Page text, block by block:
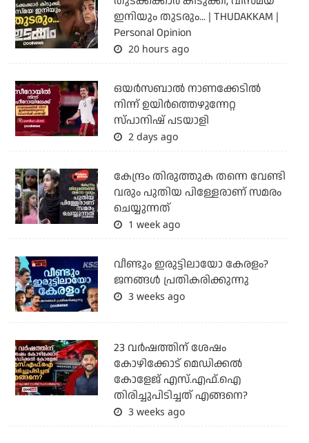
ഇനിയും തുടരും... | THUDAKKAM |
Personal Opinion
20 hours ago
ഒയര്‍സബാൽ നാണക്കേടിൽ
നിന്ന് ഉയിർത്തെഴുന്നേറ്റ
സ്പാനിഷ് പടയാളി
2 days ago
കേന്ദ്രം തിരുത്തുക തന്നെ വേണ്ടി
വരും പുതിയ പിള്ളേരാണ് സമരം
ചെയ്യുന്നത്
1 week ago
വീണ്ടും ഇരുട്ടിലായോ കേരളം?
ജനങ്ങൾ പ്രതികരിക്കുന്നു
3 weeks ago
23 വർഷത്തിന് ശേഷം
കോഴിക്കോട് മെഡിക്കൽ
കോളേജ് എസ്.എഫ്.ഐ
തിരിച്ചുപിടിച്ചത് എങ്ങനെ?
3 weeks ago